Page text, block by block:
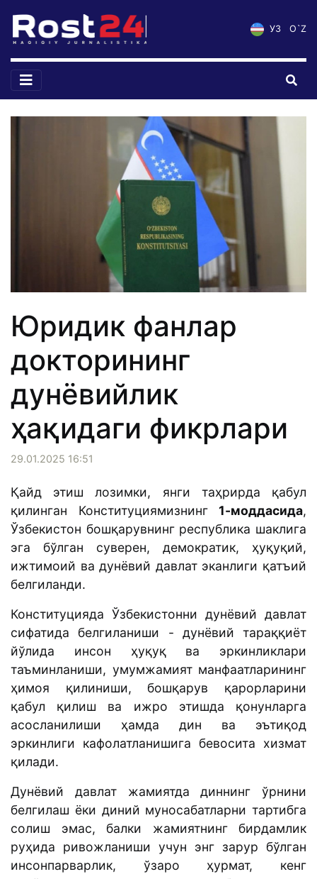
УЗ O`Z
Юридик фанлар
докторининг
дунёвийлик
ҳақидаги фикрлари
29.01.2025 16:51
Қайд этиш лозимки, янги таҳрирда қабул
қилинган Конституциямизнинг 1-моддасида,
Ўзбекистон бошқарувнинг республика шаклига
эга бўлган суверен, демократик, ҳуқуқий,
ижтимоий ва дунёвий давлат эканлиги қатъий
белгиланди.
Конституцияда Ўзбекистонни дунёвий давлат
сифатида белгиланиши - дунёвий тараққиёт
йўлида инсон ҳуқуқ ва эркинликлари
таъминланиши, умумжамият манфаатларининг
ҳимоя қилиниши, бошқарув қарорларини
қабул қилиш ва ижро этишда қонунларга
асосланилиши ҳамда дин ва эътиқод
эркинлиги кафолатланишига бевосита хизмат
қилади.
Дунёвий давлат жамиятда диннинг ўрнини
белгилаш ёки диний муносабатларни тартибга
солиш эмас, балки жамиятнинг бирдамлик
руҳида ривожланиши учун энг зарур бўлган
инсонпарварлик, ўзаро ҳурмат, кенг